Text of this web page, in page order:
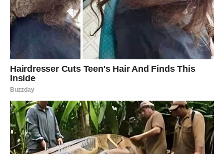
Partner će vas iznenaditi podrškom i razumevanjem, dok
će slobodni Strelčevi imati veoma zanimljiv susret tokom
putovanja ili izlaska.
Veče donosi mnogo romantike i mogućnost da se dogodi
nešto što ćete dugo prepričavati.